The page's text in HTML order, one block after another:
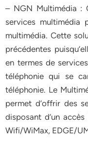
– NGN Multimédia :
services multimédia
multimédia. Cette
précédentes
en termes de
téléphonie qui se
téléphonie. Le
permet d’offrir des
disposant d’un
Wifi/WiMax, EDGE/